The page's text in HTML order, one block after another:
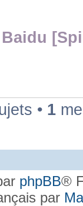
Baidu
• 1
phpBB®
par